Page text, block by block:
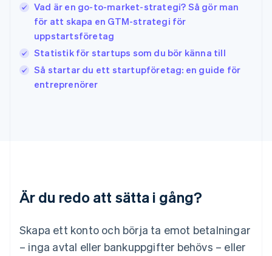
Vad är en go-to-market-strategi? Så gör man
för att skapa en GTM-strategi för
uppstartsföretag
Statistik för startups som du bör känna till
Så startar du ett startupföretag: en guide för
entreprenörer
Är du redo att sätta i gång?
Skapa ett konto och börja ta emot betalningar
– inga avtal eller bankuppgifter behövs – eller
Italiano English
Japan
日本語English
English Français
Kroatien
EnglishItaliano
Malaysia
English
Mexiko